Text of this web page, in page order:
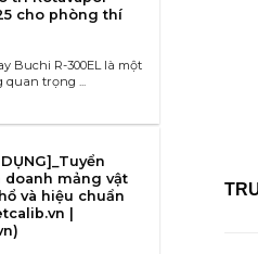
cho phòng thí
Buchi R-300EL là một
trọng ...
mảng vật
và hiệu chuẩn
|